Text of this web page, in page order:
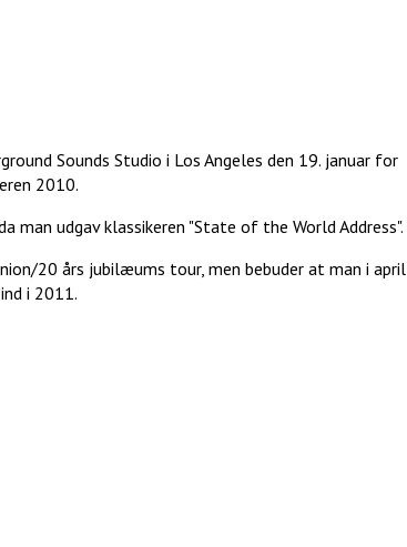
Sounds Studio i Los Angeles den 19. januar for
2010.
udgav klassikeren "State of the World Address".
20 års jubilæums tour, men bebuder at man i april
i 2011.